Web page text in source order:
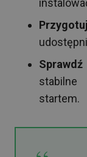
stabilne
startem.